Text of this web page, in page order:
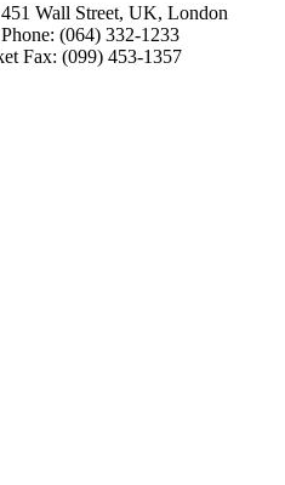
451 Wall Street, UK, London
Phone: (064) 332-1233
Fax: (099) 453-1357